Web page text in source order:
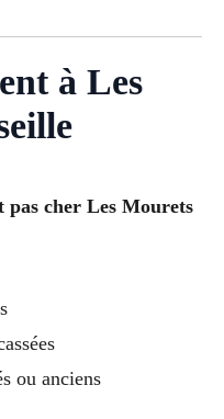
à Les
cher Les Mourets
ou anciens